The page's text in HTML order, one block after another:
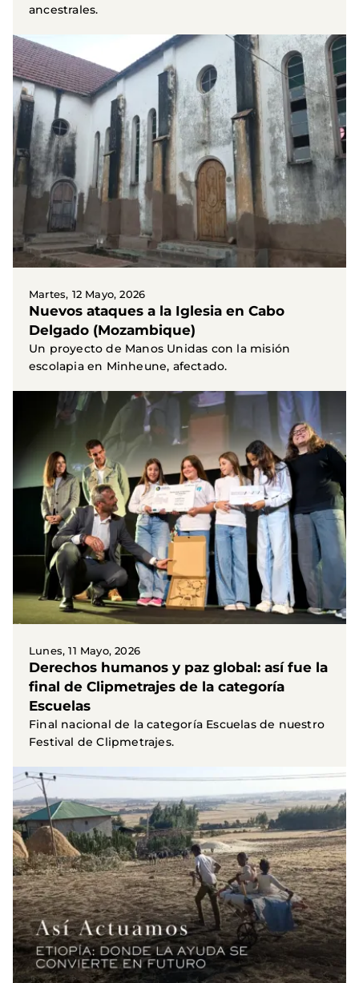
ancestrales.
Martes, 12 Mayo, 2026
Nuevos ataques a la Iglesia en Cabo
Delgado (Mozambique)
Un proyecto de Manos Unidas con la misión
escolapia en Minheune, afectado.
Lunes, 11 Mayo, 2026
Derechos humanos y paz global: así fue la
final de Clipmetrajes de la categoría
Escuelas
Final nacional de la categoría Escuelas de nuestro
Festival de Clipmetrajes.